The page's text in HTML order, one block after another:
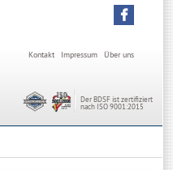
Über uns
Impressum
Kontakt
Der BDSF ist zertifiziert
nach ISO 9001:2015